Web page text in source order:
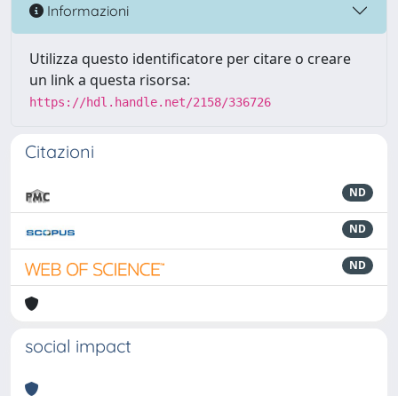
Informazioni
Utilizza questo identificatore per citare o creare
un link a questa risorsa:
https://hdl.handle.net/2158/336726
Citazioni
ND
ND
ND
social impact